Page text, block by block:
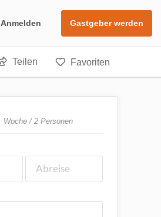
Anmelden Gastgeber werden
Teilen Favoriten
Woche / 2 Personen